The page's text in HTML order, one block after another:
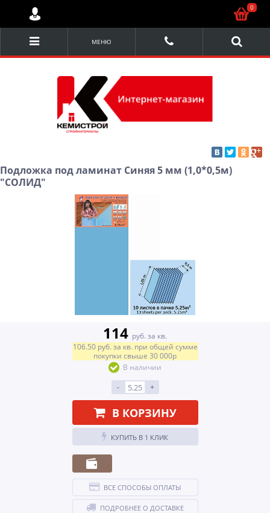
МЕНЮ
Подложка под ламинат Синяя 5 мм (1,0*0,5м)
"СОЛИД"
114 руб. за кв.
106.50 руб. за кв. при общей сумме
покупки свыше 30 000р
В наличии
-
+
В КОРЗИНУ
КУПИТЬ В 1 КЛИК
ВСЕ СПОСОБЫ ОПЛАТЫ
ПОДРОБНЕЕ О ДОСТАВКЕ
0